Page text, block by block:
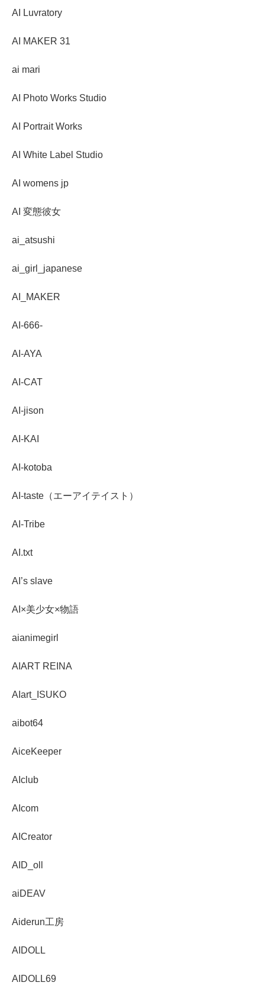
AI Luvratory
AI MAKER 31
ai mari
AI Photo Works Studio
AI Portrait Works
AI White Label Studio
AI womens jp
AI 変態彼女
ai_atsushi
ai_girl_japanese
AI_MAKER
AI-666-
AI-AYA
AI-CAT
AI-jison
AI-KAI
AI-kotoba
AI-taste（エーアイテイスト）
AI-Tribe
AI.txt
AI’s slave
AI×美少女×物語
aianimegirl
AIART REINA
AIart_ISUKO
aibot64
AiceKeeper
AIclub
AIcom
AICreator
AID_oll
aiDEAV
Aiderun工房
AIDOLL
AIDOLL69